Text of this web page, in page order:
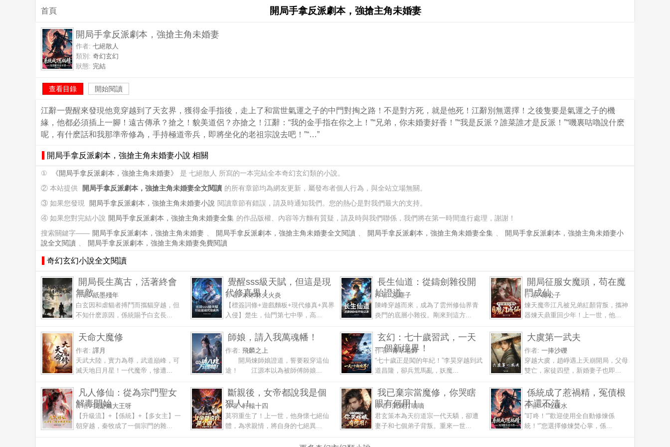
首頁 開局手拿反派劇本，強搶主角未婚妻
開局手拿反派劇本，強搶主角未婚妻
作者: 七絕散人
類別: 奇幻玄幻
狀態: 完結
查看目錄 開始閱讀
江辭一覺醒來發現他竟穿越到了天玄界，獲得金手指後，走上了和當世氣運之子的中門對掏之路！不是對方死，就是他死！江辭別無選擇！之後隻要是氣運之子的機
緣，他都必須插上一腳！遠古傳承？搶之！貌美道侶？亦搶之！江辭：“我的金手指在你之上！”“兄弟，你未婚妻好香！”“我是反派？誰菜誰才是反派！”“嘰裏咕嚕說什麽
呢，有什麽話和我那準帝修為，手持極道帝兵，即將坐化的老祖宗說去吧！”“…”
開局手拿反派劇本，強搶主角未婚妻小說 相關
① 《開局手拿反派劇本，強搶主角未婚妻》
是 七絕散人 所寫的一本完結全本奇幻玄幻類的小說。
② 本站提供
開局手拿反派劇本，強搶主角未婚妻全文閱讀 的所有章節均為網友更新，屬發布者個人行為，與全站立場無關。
③ 如果您發現
開局手拿反派劇本，強搶主角未婚妻小說 閱讀章節有錯誤，請及時通知我們。您的熱心是對我們最大的支持。
④ 如果您對完結小說 開局手拿反派劇本，強搶主角未婚妻全集 的作品版權、內容等方麵有質疑，請及時與我們聯係，我們將在第一時間進行處理，謝謝！
搜索關鍵字—— 開局手拿反派劇本，強搶主角未婚妻 、 開局手拿反派劇本，強搶主角未婚妻全文閱讀 、 開局手拿反派劇本，強搶主角未婚妻全集 、
開局手拿反派劇本，強搶主角未婚妻小
說全文閱讀 、 開局手拿反派劇本，強搶主角未婚妻免費閱讀
奇幻玄幻小說全文閱讀
開局長生萬古，活著終會
無敵
作者:紙墨殘年
白玄因和虐貓者搏鬥而攜貓穿越，但
不知什麽原因，係統賜予白玄長...
覺醒sss級天賦，但這是現
代修真界！
作者:木木林火火炎
【標簽詞條+遊戲麵板+現代修真+異界
入侵】楚生，仙門第七中學，高...
長生仙道：從鑄劍雜役開
始證道
作者:忘塵子
陳峰穿越而來，成為了雲州修仙界青
炎門的底層小雜役。剛來到這方...
開局征服女魔頭，苟在魔
門成仙
作者:韓公子
煉天魔帝江凡被兄弟紅顏背叛，攜神
器煉天鼎重回少年！上一世，他...
天命大魔修
作者: 譯月
天武大陸，實力為尊，武道巔峰，可
滅天地日月星！一代魔帝，慘遭...
師娘，請入我萬魂幡！
作者: 飛麟之上
開局煉師娘證道，誓要殺穿這仙
途！ 江源本以為被師傅師娘...
玄幻：七十歲習武，一天
一個新境界！
作者:青草老師
“七十歲正是闖的年紀！”李昊穿越到武
道昌隆，卻兵荒馬亂，妖魔...
大虞第一武夫
作者: 一捧沙礫
穿越大虞，趙崢遇上天崩開局，父母
雙亡，家徒四壁，新婚妻子也即...
凡人修仙：從為宗門聖女
解毒開始
作者:我是懶大王呀
【升級流】+【係統】+【多女主】一
朝穿越，秦牧成了一個宗門的雜...
斷親後，女帝都說我是個
狠人！
作者:軒轅十四
莫羽重生了！上一世，他身懷七絕仙
體，為求親情，將自身的七絕異...
我已棄宗當魔修，你哭瞎
眼有何用！
作者:滴滴打嘀嘀
君玄策本為天衍道宗一代天驕，卻遭
妻子和七個弟子背叛。重來一世...
係統成了惹禍精，冤債根
本還不清
作者:不吃碳水
”叮咚！“”歡迎使用全自動修煉係
統！“”您選擇修煉焚心掌，係...